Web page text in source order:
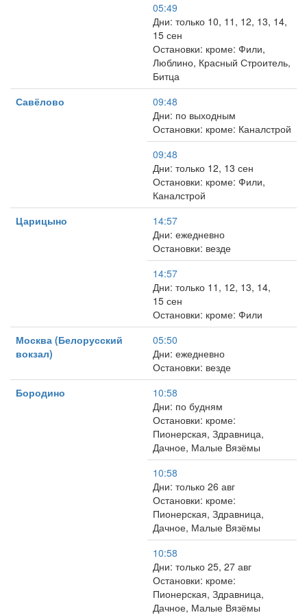
05:49
Дни: только 10, 11, 12, 13, 14,
15 сен
Остановки: кроме: Фили,
Люблино, Красный Строитель,
Битца
Савёлово
09:48
Дни: по выходным
Остановки: кроме: Каналстрой
09:48
Дни: только 12, 13 сен
Остановки: кроме: Фили,
Каналстрой
Царицыно
14:57
Дни: ежедневно
Остановки: везде
14:57
Дни: только 11, 12, 13, 14,
15 сен
Остановки: кроме: Фили
Москва (Белорусский
вокзал)
05:50
Дни: ежедневно
Остановки: везде
Бородино
10:58
Дни: по будням
Остановки: кроме:
Пионерская, Здравница,
Дачное, Малые Вязёмы
10:58
Дни: только 26 авг
Остановки: кроме:
Пионерская, Здравница,
Дачное, Малые Вязёмы
10:58
Дни: только 25, 27 авг
Остановки: кроме:
Пионерская, Здравница,
Дачное, Малые Вязёмы